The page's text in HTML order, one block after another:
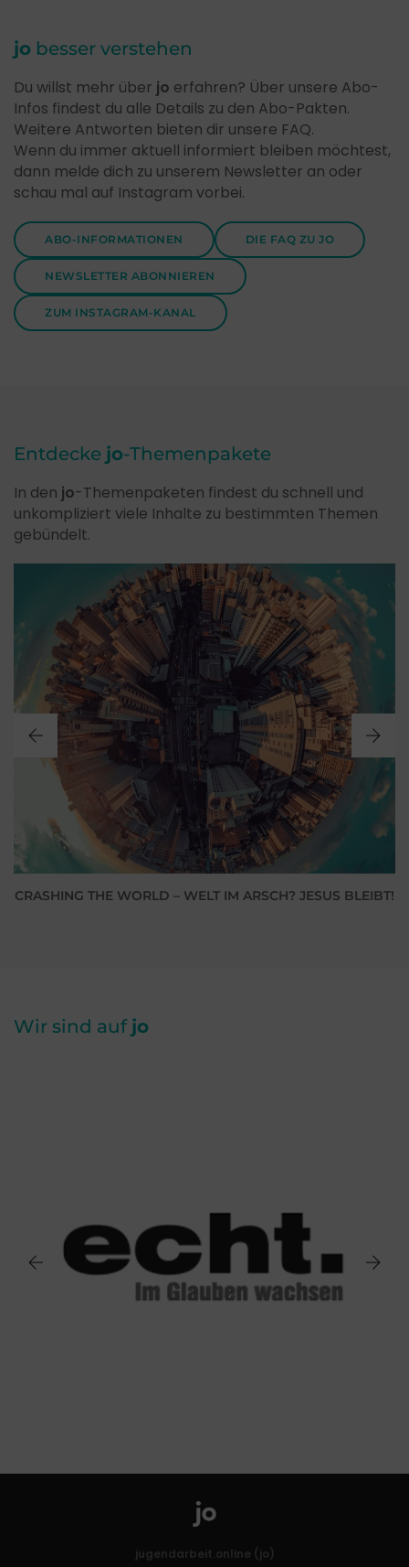
jo besser verstehen
Du willst mehr über jo erfahren? Über unsere Abo-
Infos findest du alle Details zu den Abo-Pakten.
Weitere Antworten bieten dir unsere FAQ.
Wenn du immer aktuell informiert bleiben möchtest,
dann melde dich zu unserem Newsletter an oder
schau mal auf Instagram vorbei.
ABO-INFORMATIONEN DIE FAQ ZU JO
NEWSLETTER ABONNIEREN
ZUM INSTAGRAM-KANAL
Entdecke jo-Themenpakete
In den jo-Themenpaketen findest du schnell und
unkompliziert viele Inhalte zu bestimmten Themen
gebündelt.
CRASHING THE WORLD – WELT IM ARSCH? JESUS BLEIBT!
Wir sind auf jo
jugendarbeit.online (jo)